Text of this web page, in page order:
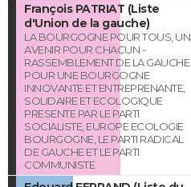
François PATRIAT (Liste
d'Union de la gauche)
LA BOURGOGNE POUR TOUS, UN
AVENIR POUR CHACUN -
RASSEMBLEMENT DE LA GAUCHE
POUR UNE BOURGOGNE
INNOVANTE ET ENTREPRENANTE,
SOLIDAIRE ET ECOLOGIQUE
PRESENTE PAR LE PARTI
SOCIALISTE, EUROPE ECOLOGIE
BOURGOGNE, LE PARTI RADICAL
DE GAUCHE ET LE PARTI
COMMUNISTE